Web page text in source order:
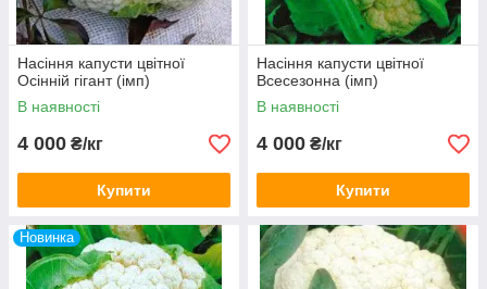
Насіння капусти цвітної
Осінній гігант (імп)
В наявності
4 000 ₴/кг
Купити
Насіння капусти цвітної
Всесезонна (імп)
В наявності
4 000 ₴/кг
Купити
Новинка